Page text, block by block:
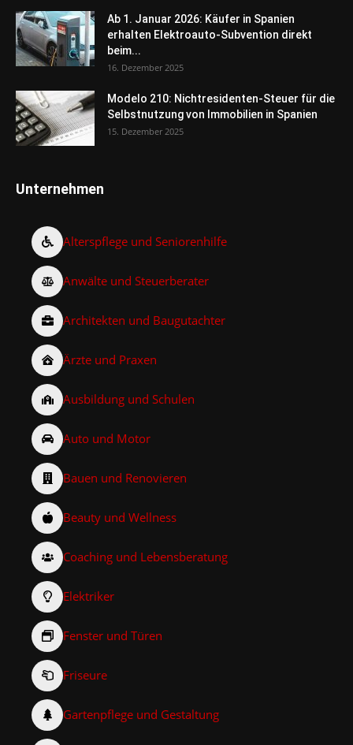
Ab 1. Januar 2026: Käufer in Spanien
erhalten Elektroauto-Subvention direkt
beim...
16. Dezember 2025
Modelo 210: Nichtresidenten-Steuer für die
Selbstnutzung von Immobilien in Spanien
15. Dezember 2025
Unternehmen
Alterspflege und Seniorenhilfe
Anwälte und Steuerberater
Architekten und Baugutachter
Ärzte und Praxen
Ausbildung und Schulen
Auto und Motor
Bauen und Renovieren
Beauty und Wellness
Coaching und Lebensberatung
Elektriker
Fenster und Türen
Friseure
Gartenpflege und Gestaltung